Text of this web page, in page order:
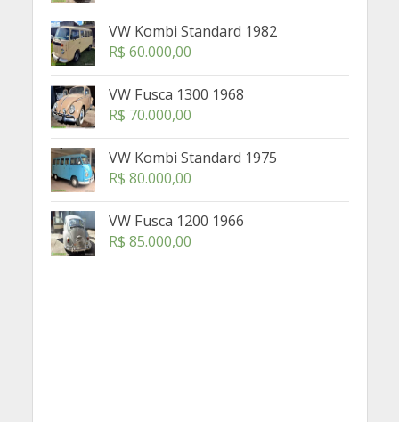
VW Kombi Standard 1982
R$ 60.000,00
VW Fusca 1300 1968
R$ 70.000,00
VW Kombi Standard 1975
R$ 80.000,00
VW Fusca 1200 1966
R$ 85.000,00